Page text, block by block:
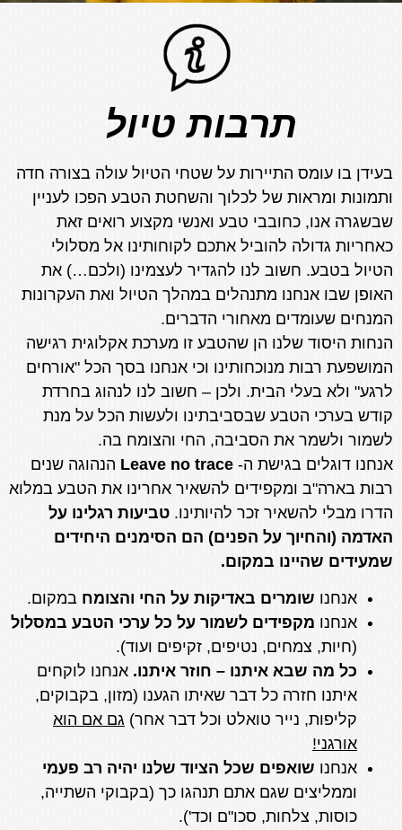
תרבות טיול
בעידן בו עומס התיירות על שטחי הטיול עולה בצורה חדה
ותמונות ומראות של לכלוך והשחטת הטבע הפכו לעניין
שבשגרה אנו, כחובבי טבע ואנשי מקצוע רואים זאת
כאחריות גדולה להוביל אתכם לקוחותינו אל מסלולי
הטיול בטבע. חשוב לנו להגדיר לעצמינו (ולכם…) את
האופן שבו אנחנו מתנהלים במהלך הטיול ואת העקרונות
המנחים שעומדים מאחורי הדברים.
הנחות היסוד שלנו הן שהטבע זו מערכת אקלוגית רגישה
המושפעת רבות מנוכחותינו וכי אנחנו בסך הכל "אורחים
לרגע" ולא בעלי הבית. ולכן – חשוב לנו לנהוג בחרדת
קודש בערכי הטבע שבסביבתינו ולעשות הכל על מנת
לשמור ולשמר את הסביבה, החי והצומח בה.
אנחנו דוגלים בגישת ה- Leave no trace הנהוגה שנים
רבות בארה"ב ומקפידים להשאיר אחרינו את הטבע במלוא
הדרו מבלי להשאיר זכר להיותינו. טביעות רגלינו על
האדמה (והחיוך על הפנים) הם הסימנים היחידים
שמעידים שהיינו במקום.
‌אנחנו שומרים באדיקות על החי והצומח במקום.
‌אנחנו מקפידים לשמור על כל ערכי הטבע במסלול
(חיות, צמחים, נטיפים, זקיפים ועוד).
‌כל מה שבא איתנו – חוזר איתנו. אנחנו לוקחים
איתנו חזרה כל דבר שאיתו הגענו (מזון, בקבוקים,
קליפות, נייר טואלט וכל דבר אחר) גם אם הוא
אורגני!
‌אנחנו שואפים שכל הציוד שלנו יהיה רב פעמי
וממליצים שגם אתם תנהגו כך (בקבוקי השתייה,
כוסות, צלחות, סכו"ם וכד').